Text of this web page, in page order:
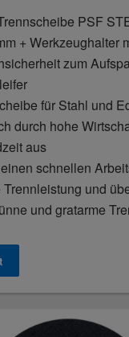
PSF
+ Werkzeughalter
zum
für Stahl und
durch hohe
aus
schnellen
und
und gratarme